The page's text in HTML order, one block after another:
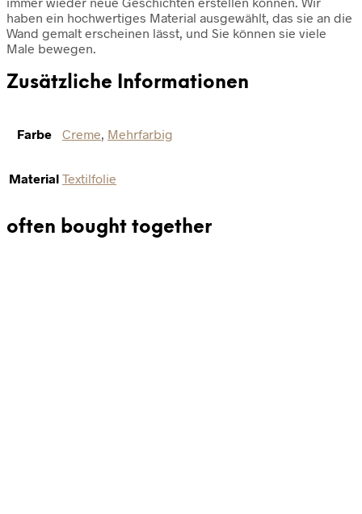
haben ein hochwertiges Material ausgewählt, das sie an die
Wand gemalt erscheinen lässt, und Sie können sie viele
Male bewegen.
Zusätzliche Informationen
Farbe Creme Mehrfarbig
Material Textilfolie
often bought together